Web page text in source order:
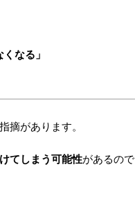
なる」
摘があります。
てしまう可能性があるので